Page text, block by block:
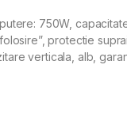
750W,
protectie
verticala, alb,